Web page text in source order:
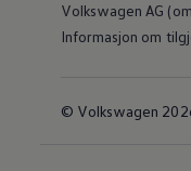
Volkswagen AG
Informasjon om
© Volkswagen